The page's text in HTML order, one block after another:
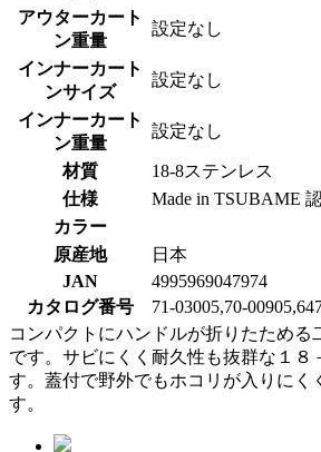
アウターカート
ン重量
設定なし
インナーカート
ンサイズ
設定なし
インナーカート
ン重量
設定なし
材質
18-8ステンレス
仕様
Made in TSUBAME
カラー
原産地
日本
JAN
4995969047974
カタログ番号
71-03005,70-
コンパクトにハンドルが折りたためる
です。サビにくく耐久性も抜群な１８
す。蓋付で野外でもホコリが入りにく
す。